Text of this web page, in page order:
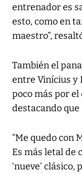
entrenador es
esto, como en
maestro”,
También el
entre Vinícius y
poco más por el
destacando que
“Me quedo con
Es más letal de
‘nueve’